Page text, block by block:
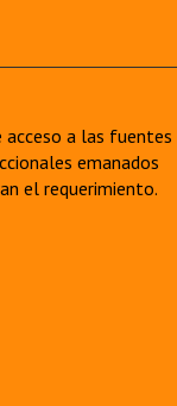
acceso a las fuentes
emanados
el requerimiento.